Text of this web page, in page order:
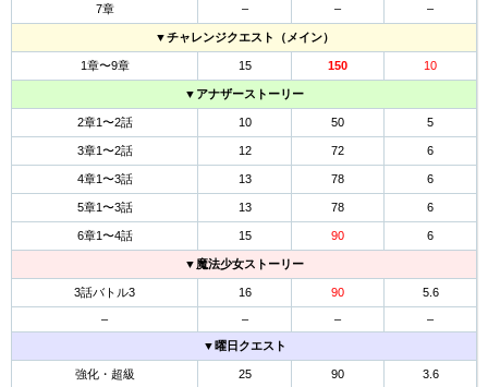
7章 – – –
▼チャレンジクエスト（メイン）
1章〜9章 15 150 10
▼アナザーストーリー
2章1〜2話 10 50 5
3章1〜2話 12 72 6
4章1〜3話 13 78 6
5章1〜3話 13 78 6
6章1〜4話 15 90 6
▼魔法少女ストーリー
3話バトル3 16 90 5.6
– – –
–
▼曜日クエスト
強化・超級 25 90 3.6